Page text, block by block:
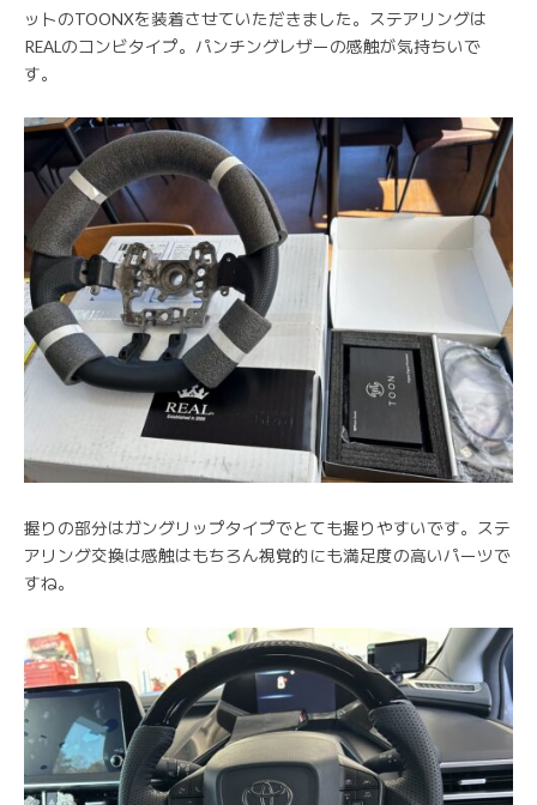
ットのTOONXを装着させていただきました。ステアリングは
REALのコンビタイプ。パンチングレザーの感触が気持ちいで
す。
握りの部分はガングリップタイプでとても握りやすいです。ステ
アリング交換は感触はもちろん視覚的にも満足度の高いパーツで
すね。